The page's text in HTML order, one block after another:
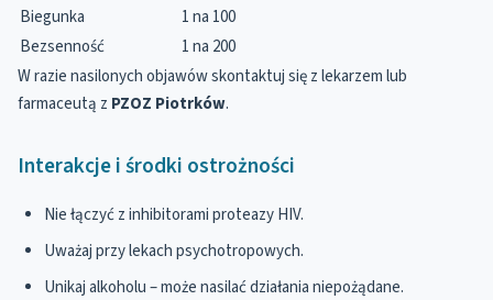
Biegunka
1 na 100
Bezsenność
1 na 200
W razie nasilonych objawów skontaktuj się z lekarzem lub
farmaceutą z PZOZ Piotrków.
Interakcje i środki ostrożności
Nie łączyć z inhibitorami proteazy HIV.
Uważaj przy lekach psychotropowych.
Unikaj alkoholu – może nasilać działania niepożądane.